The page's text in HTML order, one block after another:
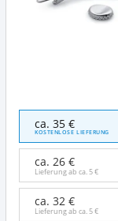
FGO06
Virgula
Divina
Flaschenöffner
Angebote:
ca. 35 €
KOSTENLOSE LIEFERUNG
ca. 26 €
Lieferung ab ca.5 €
ca. 32 €
Lieferung ab ca.5 €